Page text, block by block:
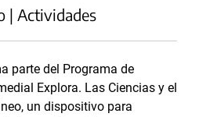
| Actividades
parte del Programa de
Explora. Las Ciencias y el
un dispositivo para